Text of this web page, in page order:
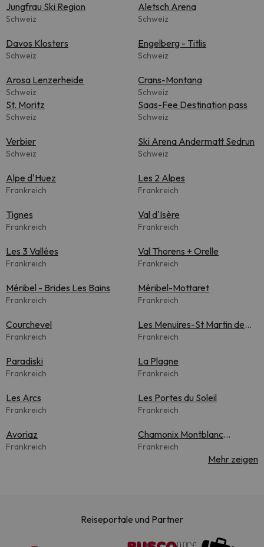
Jungfrau Ski Region
Schweiz
Aletsch Arena
Schweiz
Davos Klosters
Schweiz
Engelberg - Titlis
Schweiz
Arosa Lenzerheide
Schweiz
Crans-Montana
Schweiz
St. Moritz
Schweiz
Saas-Fee Destination pass
Schweiz
Verbier
Schweiz
Ski Arena Andermatt Sedrun
Schweiz
Alpe d'Huez
Frankreich
Les 2 Alpes
Frankreich
Tignes
Frankreich
Val d'Isère
Frankreich
Les 3 Vallées
Frankreich
Val Thorens + Orelle
Frankreich
Méribel - Brides Les Bains
Frankreich
Méribel-Mottaret
Frankreich
Courchevel
Frankreich
Les Menuires-St Martin de
Belleville
Frankreich
Paradiski
Frankreich
La Plagne
Frankreich
Les Arcs
Frankreich
Les Portes du Soleil
Frankreich
Avoriaz
Frankreich
Chamonix Montblanc
Unlimited
Frankreich
Mehr zeigen
Reiseportale und Partner